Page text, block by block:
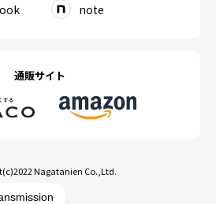
note
通販サイト
Nagatanien Co.,Ltd.